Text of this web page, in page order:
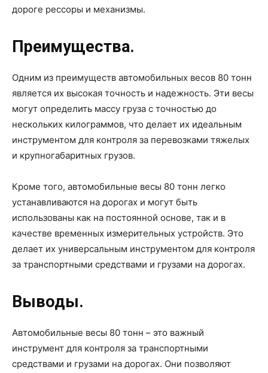
дороге рессоры и механизмы.
Преимущества.
Одним из преимуществ автомобильных весов 80 тонн
является их высокая точность и надежность. Эти весы
могут определить массу груза с точностью до
нескольких килограммов, что делает их идеальным
инструментом для контроля за перевозками тяжелых
и крупногабаритных грузов.
Кроме того, автомобильные весы 80 тонн легко
устанавливаются на дорогах и могут быть
использованы как на постоянной основе, так и в
качестве временных измерительных устройств. Это
делает их универсальным инструментом для контроля
за транспортными средствами и грузами на дорогах.
Выводы.
Автомобильные весы 80 тонн – это важный
инструмент для контроля за транспортными
средствами и грузами на дорогах. Они позволяют